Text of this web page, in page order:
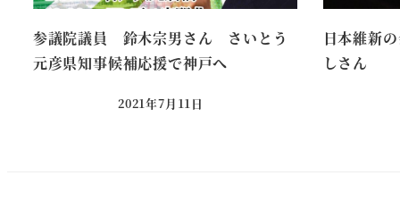
参議院議員 鈴木宗男さん さいとう
元彦県知事候補応援で神戸へ
投稿日
2021年7月11日
日本維新
しさん